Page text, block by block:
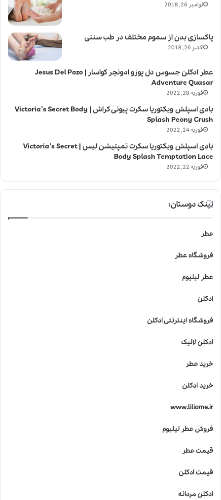
نوامبر 26, 2018
پاکسازی بدن از سموم مختلف در طب سنتی
اکتبر 26, 2018
عطر ادکلن جسوس دل پوزو ادونچر کواسار | Jesus Del Pozo
Adventure Quasar
فوریه 28, 2022
بادی اسپلش ویکتوریا سکرت پیونی کراش | Victoria’s Secret Body
Splash Peony Crush
فوریه 24, 2022
بادی اسپلش ویکتوریا سکرت تمپتیشن لیس | Victoria’s Secret
Body Splash Temptation Lace
فوریه 22, 2022
لینک دوستان:
عطر
فروشگاه عطر
عطر لیلیوم
ادکلن
فروشگاه اینترنتی ادکلن
ادکلن لالیک
خرید عطر
خرید ادکلن
www.liliome.ir
فروش عطر لیلیوم
قیمت عطر
قیمت ادکلن
ادکلن مردانه